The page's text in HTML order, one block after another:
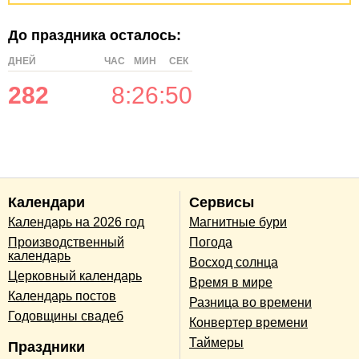
До праздника осталось:
ДНЕЙ ЧАС МИН СЕК
282 8:26:50
Календари
Календарь на 2026 год
Производственный
календарь
Церковный календарь
Календарь постов
Годовщины свадеб
Праздники
Сервисы
Магнитные бури
Погода
Восход солнца
Время в мире
Разница во времени
Конвертер времени
Таймеры